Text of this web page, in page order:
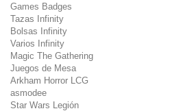
Games Badges
Tazas Infinity
Bolsas Infinity
Varios Infinity
Magic The Gathering
Juegos de Mesa
Arkham Horror LCG
asmodee
Star Wars Legión